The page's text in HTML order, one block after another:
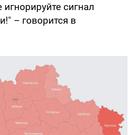
сигнал
– говорится в